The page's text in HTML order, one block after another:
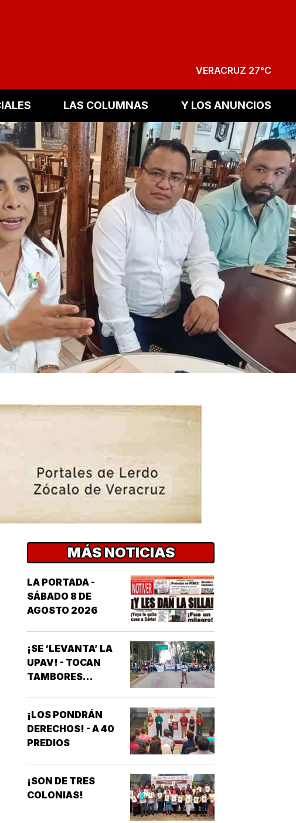
VERACRUZ 27°C
LAS COLUMNAS Y LOS ANUNCIOS
MÁS NOTICIAS
LA PORTADA -
SÁBADO 8 DE
AGOSTO 2026
¡SE ‘LEVANTA’ LA
UPAV! - TOCAN
TAMBORES...
¡LOS PONDRÁN
DERECHOS! - A 40
PREDIOS
¡SON DE TRES
COLONIAS!